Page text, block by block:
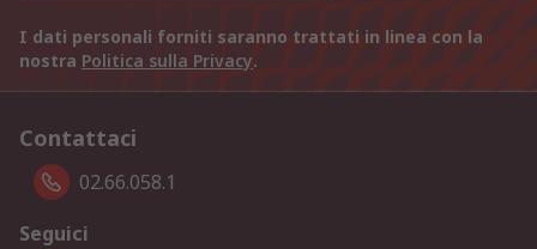
I dati personali forniti saranno trattati in linea con la
nostra Politica sulla Privacy.
Contattaci
02.66.058.1
Seguici